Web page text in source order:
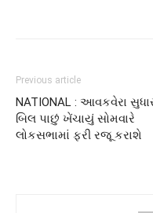
Previous article
NATIONAL : આવકવેરા
બિલ પાછું ખેંચાયું સોમવારે
લોકસભામાં ફરી રજૂ કરાશે